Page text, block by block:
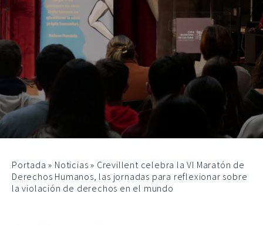
Portada » Noticias » Crevillent celebra la VI Maratón de
Derechos Humanos, las jornadas para reflexionar sobre
la violación de derechos en el mundo